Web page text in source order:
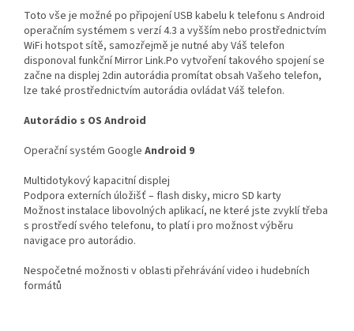
Toto vše je možné po připojení USB kabelu k telefonu s Android
operačním systémem s verzí 4.3 a vyšším nebo prostřednictvím
WiFi hotspot sítě, samozřejmě je nutné aby Váš telefon
disponoval funkční Mirror Link.Po vytvoření takového spojení se
začne na displej 2din autorádia promítat obsah Vašeho telefon,
lze také prostřednictvím autorádia ovládat Váš telefon.
Autorádio s OS Android
Operační systém Google Android 9
Multidotykový kapacitní displej
Podpora externích úložišť – flash disky, micro SD karty
Možnost instalace libovolných aplikací, ne které jste zvyklí třeba
s prostředí svého telefonu, to platí i pro možnost výběru
navigace pro autorádio.
Nespočetné možnosti v oblasti přehrávání video i hudebních
formátů